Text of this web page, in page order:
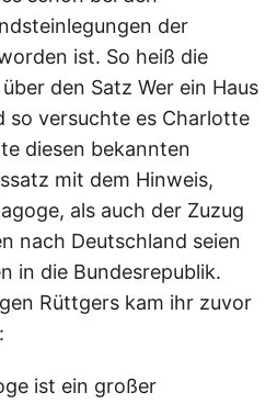
der
ist. So heiß die
über den Satz Wer ein Haus
so versuchte es Charlotte
diesen bekannten
mit dem Hinweis,
als auch der Zuzug
nach Deutschland seien
in die Bundesrepublik.
Rüttgers kam ihr zuvor
ist ein großer